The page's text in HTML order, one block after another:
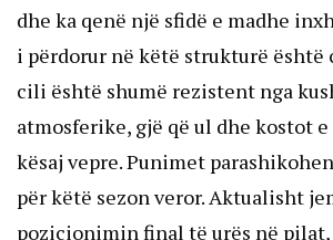
dhe ka qenë një sfidë e madhe
i përdorur në këtë strukturë është
cili është shumë rezistent nga
atmosferike, gjë që ul dhe kostot
kësaj vepre. Punimet
për këtë sezon veror. Aktualisht
pozicionimin final të urës në pilat,